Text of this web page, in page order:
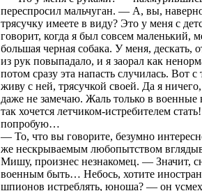
переспросил мальчуган. — А, вы,
трясучку имеете в виду? Это у меня с
говорит, когда я был совсем маленький,
большая черная собака. У меня, дескать,
из рук повыпадало, и я заорал как
потом сразу эта напасть случилась. Вот с
живу с ней, трясучкой своей. Да я
даже не замечаю. Жаль только в военные
так хочется летчиком-истребителем
попробую…
— То, что вы говорите, безумно
же нескрываемым любопытством
Мишу, произнес незнакомец. — Значит,
военным быть… Небось, хотите
шпионов истреблять, юноша? — он